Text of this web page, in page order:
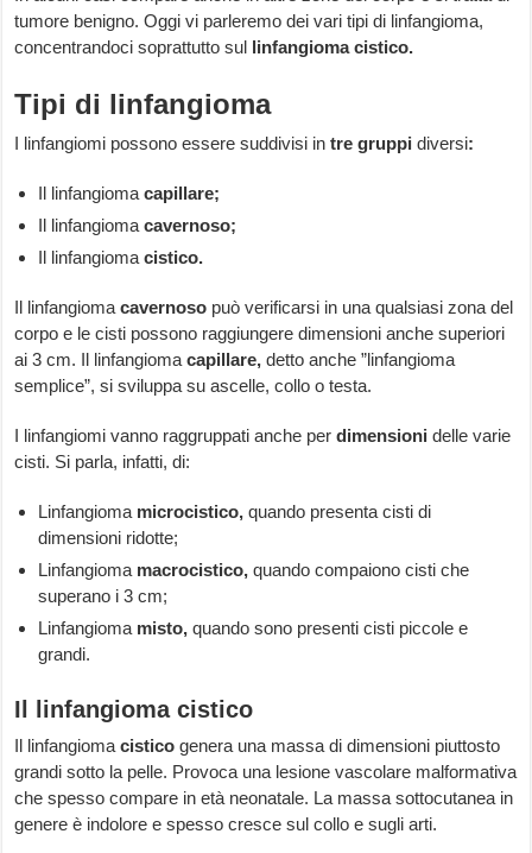
tumore benigno. Oggi vi parleremo dei vari tipi di linfangioma,
concentrandoci soprattutto sul linfangioma cistico.
Tipi di linfangioma
I linfangiomi possono essere suddivisi in tre gruppidiversi:
Il linfangiomacapillare;
Il linfangiomacavernoso;
Il linfangiomacistico.
Il linfangiomacavernoso può verificarsi in una qualsiasi zona del
corpo e le cisti possono raggiungere dimensioni anche superiori
ai 3 cm. Il linfangiomacapillare,detto anche ”linfangioma
semplice”, si sviluppa su ascelle, collo o testa.
I linfangiomi vanno raggruppati anche perdimensioni delle varie
cisti. Si parla, infatti, di:
Linfangioma microcistico, quando presenta cisti di
dimensioni ridotte;
Linfangioma macrocistico, quando compaiono cisti che
superano i 3 cm;
Linfangioma misto, quando sono presenti cisti piccole e
grandi.
Il linfangioma cistico
Il linfangiomacistico genera una massa di dimensioni piuttosto
grandi sotto la pelle. Provoca una lesione vascolare malformativa
che spesso compare in età neonatale. La massa sottocutanea in
genere è indolore e spesso cresce sul collo e sugli arti.